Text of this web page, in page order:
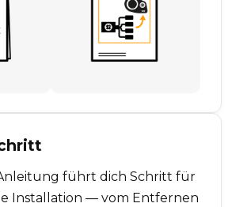
führt dich Schritt für
Installation — vom Entfernen